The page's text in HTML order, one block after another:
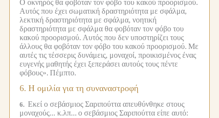
Ο οκνηρός θα φοβόταν τον φόβο του κακού προορισμού.
Αυτός που έχει σωματική δραστηριότητα με σφάλμα,
λεκτική δραστηριότητα με σφάλμα, νοητική
δραστηριότητα με σφάλμα θα φοβόταν τον φόβο του
κακού προορισμού. Αυτός που δεν υποστηρίζει τους
άλλους θα φοβόταν τον φόβο του κακού προορισμού. Με
αυτές τις τέσσερις δυνάμεις, μοναχοί, προικισμένος ένας
ευγενής μαθητής έχει ξεπεράσει αυτούς τους πέντε
φόβους». Πέμπτο.
6. Η ομιλία για τη συναναστροφή
6. Εκεί ο σεβάσμιος Σαριπούττα απευθύνθηκε στους
μοναχούς... κ.λπ... ο σεβάσμιος Σαριπούττα είπε αυτό: